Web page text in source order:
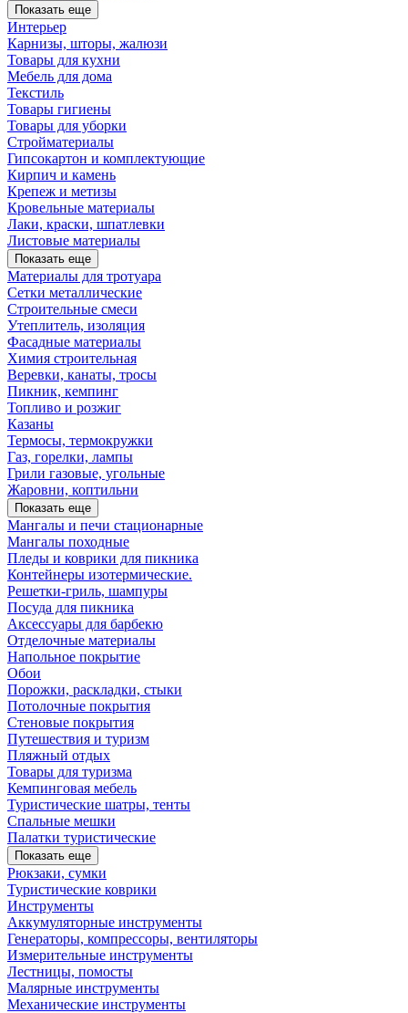
Показать еще
Интерьер
Карнизы, шторы, жалюзи
Товары для кухни
Мебель для дома
Текстиль
Товары гигиены
Товары для уборки
Стройматериалы
Гипсокартон и комплектующие
Кирпич и камень
Крепеж и метизы
Кровельные материалы
Лаки, краски, шпатлевки
Листовые материалы
Показать еще
Материалы для тротуара
Сетки металлические
Строительные смеси
Утеплитель, изоляция
Фасадные материалы
Химия строительная
Веревки, канаты, тросы
Пикник, кемпинг
Топливо и розжиг
Казаны
Термосы, термокружки
Газ, горелки, лампы
Грили газовые, угольные
Жаровни, коптильни
Показать еще
Мангалы и печи стационарные
Мангалы походные
Пледы и коврики для пикника
Контейнеры изотермические.
Решетки-гриль, шампуры
Посуда для пикника
Аксессуары для барбекю
Отделочные материалы
Напольное покрытие
Обои
Порожки, раскладки, стыки
Потолочные покрытия
Стеновые покрытия
Путешествия и туризм
Пляжный отдых
Товары для туризма
Кемпинговая мебель
Туристические шатры, тенты
Спальные мешки
Палатки туристические
Показать еще
Рюкзаки, сумки
Туристические коврики
Инструменты
Аккумуляторные инструменты
Генераторы, компрессоры, вентиляторы
Измерительные инструменты
Лестницы, помосты
Малярные инструменты
Механические инструменты